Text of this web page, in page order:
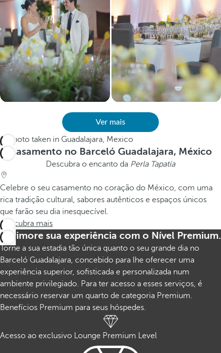
Ver mais
Casamento no Barceló Guadalajara, México
Descubra o encanto da Perla Tapatía
Celebre o seu casamento no coração do México, com uma
rica tradição cultural, sabores autênticos e espaços únicos
que farão seu dia inesquecível.
Descubra mais
Aprimore sua experiência com o Nível Premium.
Torne a sua estadia tão única quanto o seu grande dia no
Barceló Guadalajara, concebido para lhe oferecer uma
experiência superior, sofisticada e personalizada num
ambiente privilegiado. Para ter acesso a esses serviços, é
necessário reservar um quarto de categoria Premium.
Benefícios Premium para seus hóspedes.
Acesso ao exclusivo Lounge Premium Level